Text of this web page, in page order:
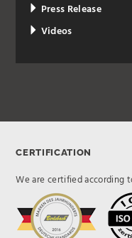
Press Release
Videos
CERTIFICATION
We are certified according